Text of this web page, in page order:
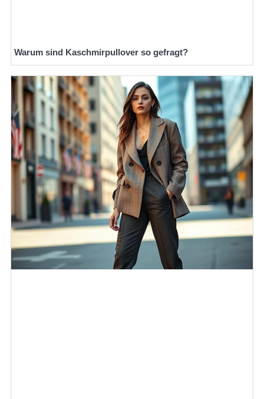
Warum sind Kaschmirpullover so gefragt?